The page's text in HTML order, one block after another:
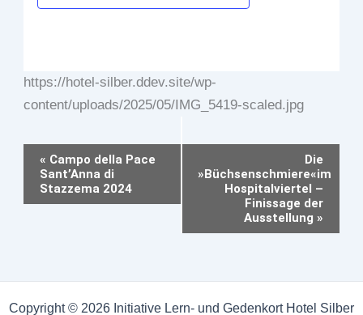
https://hotel-silber.ddev.site/wp-
content/uploads/2025/05/IMG_5419-scaled.jpg
Veranstaltung-
Navigation
« Campo della Pace
Sant’Anna di
Stazzema 2024
Die
»Büchsenschmiere«im
Hospitalviertel –
Finissage der
Ausstellung »
Copyright © 2026 Initiative Lern- und Gedenkort Hotel Silber